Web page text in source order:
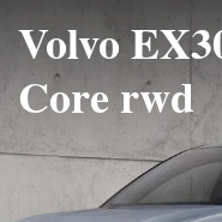
Volvo
Core rwd